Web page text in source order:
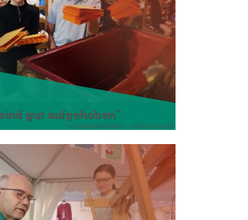
gut aufgehoben“
© Domkapitel Aachen - Andreas Steindl